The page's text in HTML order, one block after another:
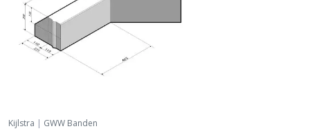
Kijlstra | GWW Banden